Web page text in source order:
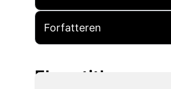
Forfatteren
Flere titler